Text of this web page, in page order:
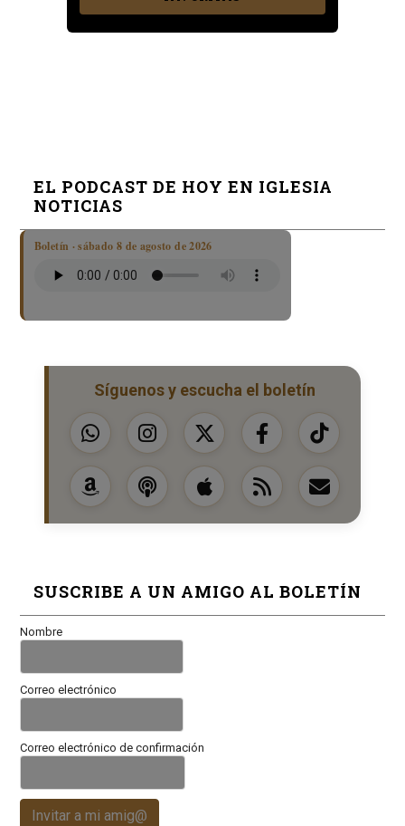
EL PODCAST DE HOY EN IGLESIA
NOTICIAS
Boletín · sábado 8 de agosto de 2026
Síguenos y escucha el boletín
SUSCRIBE A UN AMIGO AL BOLETÍN
Nombre
Correo electrónico
Correo electrónico de confirmación
Invitar a mi amig@